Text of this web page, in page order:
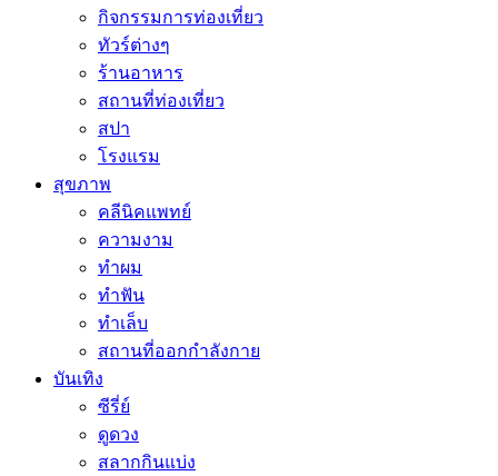
กิจกรรมการท่องเที่ยว
ทัวร์ต่างๆ
ร้านอาหาร
สถานที่ท่องเที่ยว
สปา
โรงแรม
สุขภาพ
คลีนิคแพทย์
ความงาม
ทำผม
ทำฟัน
ทำเล็บ
สถานที่ออกกำลังกาย
บันเทิง
ซีรี่ย์
ดูดวง
สลากกินแบ่ง